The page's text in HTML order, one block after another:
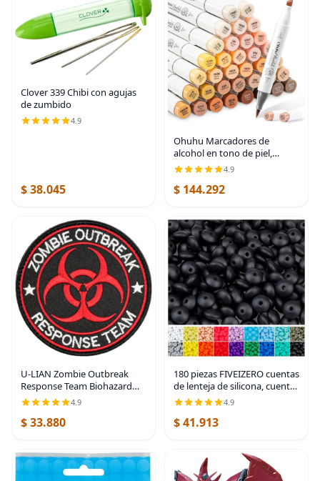
Clover 339 Chibi con agujas
de zumbido
4.9
$ 38.045
Ohuhu Marcadores de
alcohol en tono de piel,
punta de pincel, 36
para retratos de adultos,
4.9
$ 144.292
U-LIAN Zombie Outbreak
Response Team Biohazard
Morale - Parche táctico
(negro+rojo)
4.9
$ 33.880
180 piezas FIVEIZERO cuentas
de lenteja de silicona, cuentas
focales de ábaco de silicona
sueltas de color para
4.9
$ 41.913